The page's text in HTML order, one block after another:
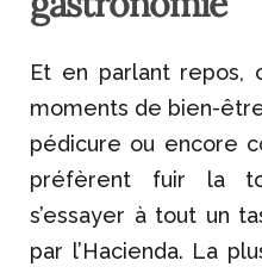
Et en parlant repos,
moments de bien-
pédicure ou encore
préfèrent fuir la
s’essayer à tout un
par l’Hacienda. La